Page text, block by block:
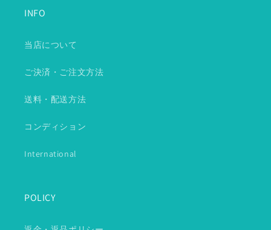
INFO
当店について
ご決済・ご注文方法
送料・配送方法
コンディション
International
POLICY